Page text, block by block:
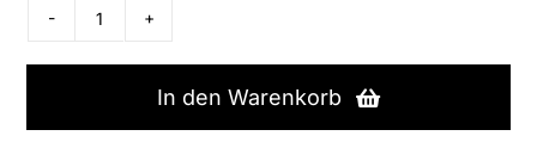
hospicall
Ruftaster,
HP70610
Menge
In den Warenkorb